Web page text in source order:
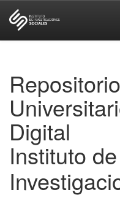
Repositorio
Digital
Instituto de